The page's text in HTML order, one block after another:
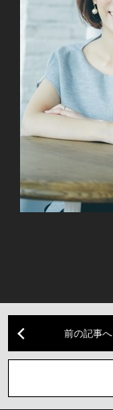
前の記事へ